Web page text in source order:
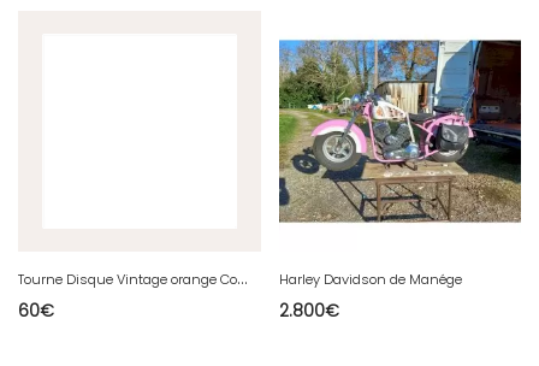
T
ourne Disque Vintage orange Combo 523
60€
Harley Davidson de Manége
2.800€